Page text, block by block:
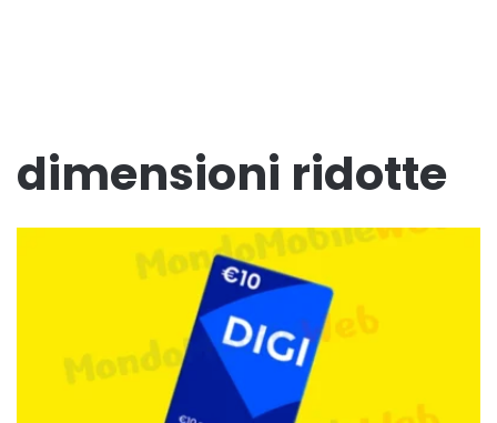
dimensioni ridotte